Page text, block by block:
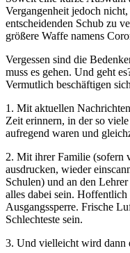
Vergangenheit jedoch
entscheidenden Schub zu
größere Waffe namens
Vergessen sind die
muss es gehen. Und geht
Vermutlich beschäftigen
1. Mit aktuellen
Zeit erinnern, in der so
aufregend waren und
2. Mit ihrer Familie (sofern
ausdrucken, wieder
Schulen) und an den
alles dabei sein.
Ausgangssperre. Frische
Schlechteste sein.
3. Und vielleicht wird dann